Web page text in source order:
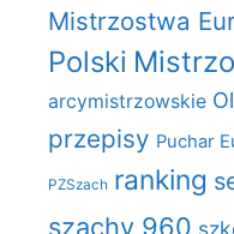
Mistrzostwa
Polski
arcymistrzowskie
przepisy Puchar
PZSzach ranking
szachy 960